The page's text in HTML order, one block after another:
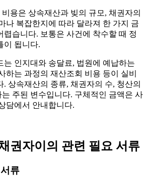
용은 상속재산과 빚의 규모, 채권자의
나 복잡한지에 따라 달라져 한 가지 금
렵습니다. 보통은 사건에 착수할 때 정
이 됩니다.
는 인지대와 송달료, 법원에 예납하는
하는 과정의 재산조회 비용 등이 실비
. 상속재산의 종류, 채권자의 수, 청산의
주된 변수입니다. 구체적인 금액은 사
담에서 안내합니다.
권자이의 관련 필요 서류
류